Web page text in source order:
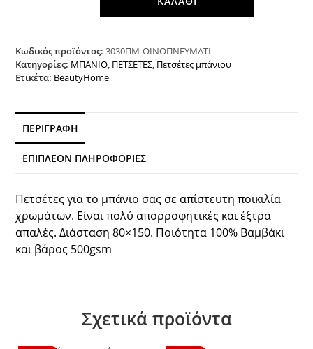
Οινοπνευματί
Beauty
Home
Κωδικός προϊόντος:3030ΠΜ-ΟΙΝΟΠΝΕΥΜΑΤΙ
Κατηγορίες: ΜΠΑΝΙΟ, ΠΕΤΣΕΤΕΣ, Πετσέτες μπάνιου
Ετικέτα: BeautyHome
ΠΕΡΙΓΡΑΦΉ
ΕΠΙΠΛΈΟΝ ΠΛΗΡΟΦΟΡΊΕΣ
Πετσέτες για το μπάνιο σας σε απίστευτη ποικιλία
χρωμάτων. Είναι πολύ απορροφητικές και έξτρα
απαλές. Διάσταση 80×150. Ποιότητα 100% Βαμβάκι
και βάρος 500gsm
Σχετικά προϊόντα